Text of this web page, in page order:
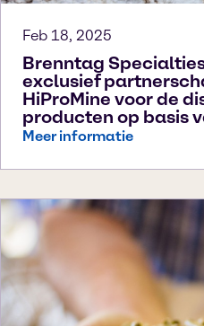
Feb 18, 2025
Brenntag
exclusief
HiProMine voor de
producten op basis
Meer informatie